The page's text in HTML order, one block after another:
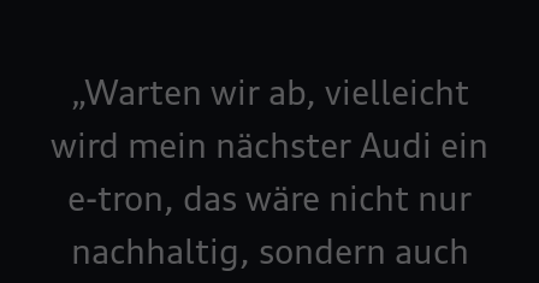
Warten wir ab, vielleicht
wird mein nächster Audi ein
e-tron, das wäre nicht nur
nachhaltig, sondern auch